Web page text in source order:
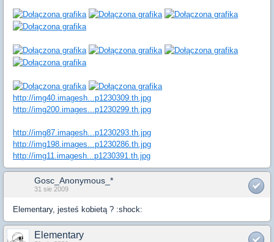
http://img40.imagesh...p1230309.th.jpg
http://img200.images...p1230299.th.jpg
http://img87.imagesh...p1230293.th.jpg
http://img198.images...p1230286.th.jpg
http://img11.imagesh...p1230391.th.jpg
Gosc_Anonymous_*
31 sie 2009
Elementary, jesteś kobietą ? :shock:
Elementary